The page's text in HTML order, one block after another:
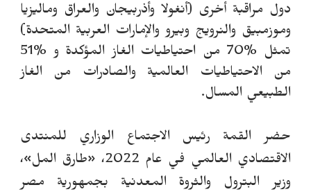
دول مراقبة أخرى (أنغولا وأذربيجان والعراق وماليزيا
وموزمبيق والنرويج وبيرو والإمارات العربية المتحدة)
تمثل %70 من احتياطيات الغاز المؤكدة و %51
من الاحتياطيات العالمية والصادرات من الغاز
الطبيعي المسال.
حضر القمة رئيس الاجتماع الوزاري للمنتدى
الاقتصادي العالمي في عام 2022،
«طارق المل»،
وزير البترول والثروة المعدنية بجمهورية مصر